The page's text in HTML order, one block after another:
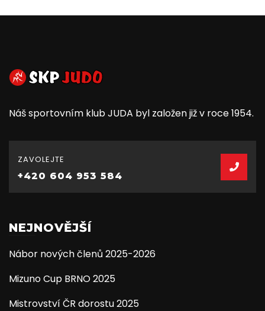
Náš sportovním klub JUDA byl založen již v roce 1954.
ZAVOLEJTE
+420 604 953 584
NEJNOVĚJŠÍ
Nábor nových členů 2025-2026
Mizuno Cup BRNO 2025
Mistrovství ČR dorostu 2025